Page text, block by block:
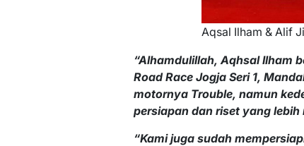
Aqsal Ilham & Alif
“Alhamdulillah, Aqhsal Ilham
Road Race Jogja Seri 1,
motornya Trouble, namun
persiapan dan riset yang lebih
“Kami juga sudah